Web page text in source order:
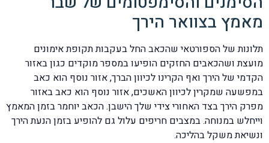
מאמץ בצוואר הירך
תלונות של הספורטאי שהכאב החל בעקבות תקופת אימונים
מועצת ושהכאבים החזקים הופיעו במספר מוקדים כגון באזור
הקדמי של הירך ואף הקרינו לכיוון הברך, אזור נוסף הוא כאב
במפשעה שמקרין לכיוון האשכים, אזור נוסף הוא כאב באזור
מפרק הירך בצד האחורי צידי שלך הישבן. הכאב יוחמר בזמן המאמץ
וייחלש במנוחה. במצבים חריפים עלול גם להופיע בזמן הנעת הירך
ונשיאת משקל בהליכה.